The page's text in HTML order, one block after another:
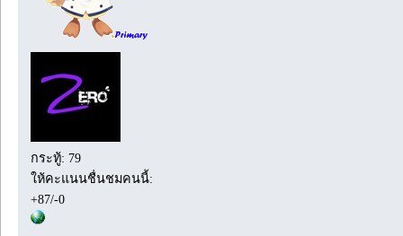
กระทู้: 79
ให้คะแนนชื่นชมคนนี้:
+87/-0